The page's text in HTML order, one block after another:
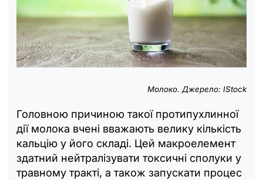
Молоко. Джерело: IStock
Головною причиною такої протипухлинної
дії молока вчені вважають велику кількість
кальцію у його складі. Цей макроелемент
здатний нейтралізувати токсичні сполуки у
травному тракті, а також запускати процес